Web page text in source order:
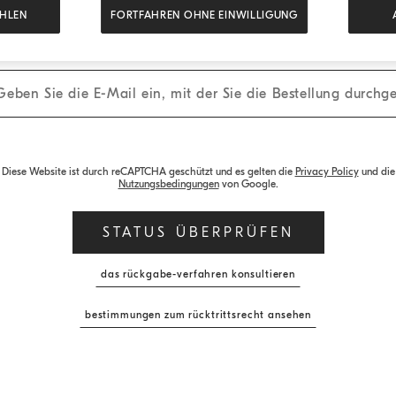
Diese Website ist durch reCAPTCHA geschützt und es gelten die Privacy Policyund die
Nutzungsbedingungenvon Google.
STATUS ÜBERPRÜFEN
das rückgabe-verfahren konsultieren
bestimmungen zum rücktrittsrecht ansehen
FORTFAHREN OHNE EINWILLIGUNG